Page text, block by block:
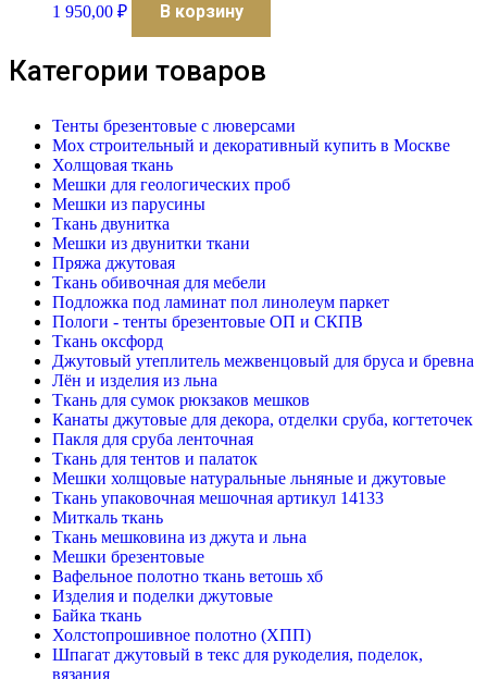
1 950,00 ₽ В корзину
Категории товаров
Тенты брезентовые с люверсами
Мох строительный и декоративный купить в Москве
Холщовая ткань
Мешки для геологических проб
Мешки из парусины
Ткань двунитка
Мешки из двунитки ткани
Пряжа джутовая
Ткань обивочная для мебели
Подложка под ламинат пол линолеум паркет
Пологи - тенты брезентовые ОП и СКПВ
Ткань оксфорд
Джутовый утеплитель межвенцовый для бруса и бревна
Лён и изделия из льна
Ткань для сумок рюкзаков мешков
Канаты джутовые для декора, отделки сруба, когтеточек
Пакля для сруба ленточная
Ткань для тентов и палаток
Мешки холщовые натуральные льняные и джутовые
Ткань упаковочная мешочная артикул 14133
Миткаль ткань
Ткань мешковина из джута и льна
Мешки брезентовые
Вафельное полотно ткань ветошь хб
Изделия и поделки джутовые
Байка ткань
Холстопрошивное полотно (ХПП)
Шпагат джутовый в текс для рукоделия, поделок,
вязания